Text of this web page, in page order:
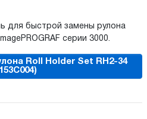
для быстрой замены рулона
серии 3000.
Roll Holder Set RH2-34